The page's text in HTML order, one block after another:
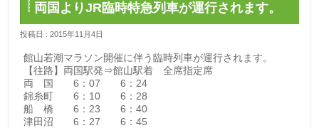
両国よりJR臨時特急列車が運行されます。
投稿日 : 2015年11月4日
館山若潮マラソン開催に伴う臨時列車が運行されます。
【往路】両国駅発⇒館山駅着 全席指定席
両 国 6：07 6：24
錦糸町 6：10 6：28
船 橋 6：23 6：40
津田沼 6：27 6：45